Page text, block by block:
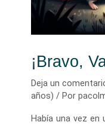
¡Bravo,
Deja un
años) / Por
Había una vez en